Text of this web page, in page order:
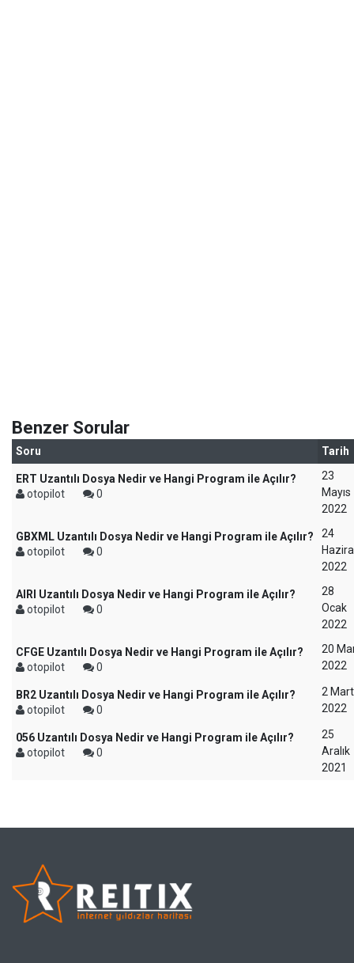
Benzer Sorular
Soru Tarih
ERT Uzantılı Dosya Nedir ve Hangi Program ile Açılır?
otopilot
0
23
Mayıs
2022
GBXML Uzantılı Dosya Nedir ve Hangi Program ile Açılır?
otopilot
0
24
2022
AIRI Uzantılı Dosya Nedir ve Hangi Program ile Açılır?
otopilot
0
28
Ocak
2022
CFGE Uzantılı Dosya Nedir ve Hangi Program ile Açılır?
otopilot
0
20
2022
BR2 Uzantılı Dosya Nedir ve Hangi Program ile Açılır?
otopilot
0
2 Mart
2022
056 Uzantılı Dosya Nedir ve Hangi Program ile Açılır?
otopilot
0
25
Aralık
2021